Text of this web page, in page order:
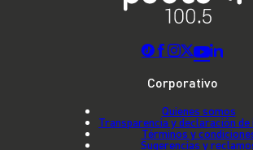
Corporativo
Quienes somos
Transparencia y declaración
Términos y
Sugerencias y